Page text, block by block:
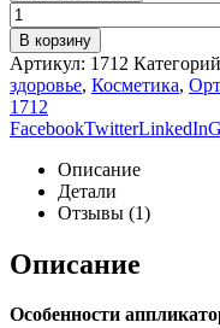
В корзину
Артикул: 1712
здоровье, Косметика,
1712
FacebookTwitterLinkedIn
Описание
Детали
Отзывы (1)
Описание
Особенности